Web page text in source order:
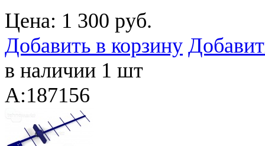
Цена: 1 300 руб.
Добавить в корзину
в наличии 1 шт
A:187156